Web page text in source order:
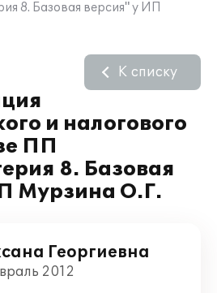
8. Базовая версия" у ИП
и налогового
ПП
8. Базовая
Мурзина О.Г.
К списку
Георгиевна
2012